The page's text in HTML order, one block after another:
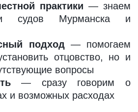
практики — знаем
судов Мурманска и
подход— помогаем
отцовство, но и
вопросы
— сразу говорим о
и возможных расходах